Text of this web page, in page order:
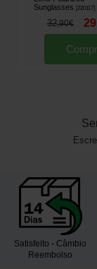
Sunglasses
220117]
32,90€ 29
Satisfeito - Câmbio
Reembolso